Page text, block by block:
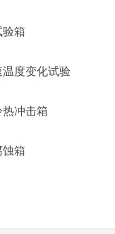
箱
度变化试验
冲击箱
箱